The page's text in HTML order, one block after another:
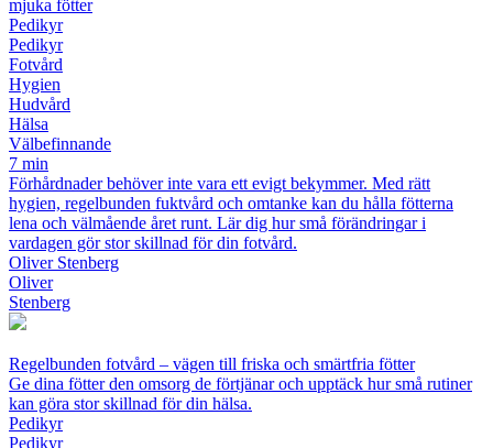
mjuka fötter
Pedikyr
Pedikyr
Fotvård
Hygien
Hudvård
Hälsa
Välbefinnande
7 min
Förhårdnader behöver inte vara ett evigt bekymmer. Med rätt
hygien, regelbunden fuktvård och omtanke kan du hålla fötterna
lena och välmående året runt. Lär dig hur små förändringar i
vardagen gör stor skillnad för din fotvård.
Oliver Stenberg
Oliver
Stenberg
Regelbunden fotvård – vägen till friska och smärtfria fötter
Ge dina fötter den omsorg de förtjänar och upptäck hur små rutiner
kan göra stor skillnad för din hälsa.
Pedikyr
Pedikyr